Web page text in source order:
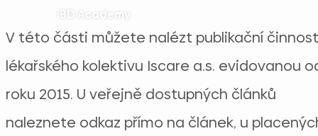
IBD Academy
V této části můžete nalézt publikační činnost
lékařského kolektivu Iscare a.s. evidovanou
roku 2015. U veřejně dostupných článků
naleznete odkaz přímo na článek, u